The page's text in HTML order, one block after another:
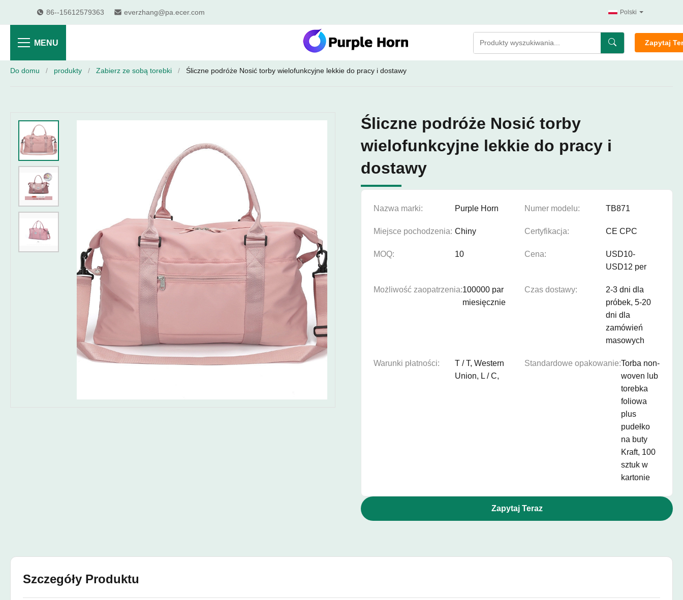
86--15612579363 everzhang@pa.ecer.com Polski
MENU Zapytaj
Do domu / produkty / Zabierz ze sobą torebki / Śliczne podróże Nosić torby wielofunkcyjne lekkie do pracy i dostawy
Śliczne podróże Nosić torby
wielofunkcyjne lekkie do pracy i
dostawy
Nazwa marki: Purple Horn Numer modelu: TB871
Miejsce pochodzenia: Chiny Certyfikacja: CE CPC
MOQ: 10 Cena:
USD10-
USD12 per
Możliwość zaopatrzenia:100000 par
miesięcznie
Czas dostawy:
2-3 dni dla
próbek, 5-20
dni dla
zamówień
masowych
Warunki płatności:
T / T, Western
Union, L / C,
Standardowe opakowanie:Torba non-
woven lub
torebka
foliowa
plus
pudełko
na buty
Kraft, 100
sztuk w
kartonie
Zapytaj Teraz
Szczegóły Produktu